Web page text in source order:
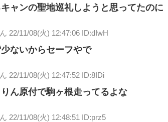
ャンの聖地巡礼しようと思ってたのに
22/11/08(火) 12:47:06 ID:dIwH
ないからセーフやで
22/11/08(火) 12:47:52 ID:8IDi
ん原付で駒ヶ根走ってるよな
22/11/08(火) 12:48:51 ID:prz5